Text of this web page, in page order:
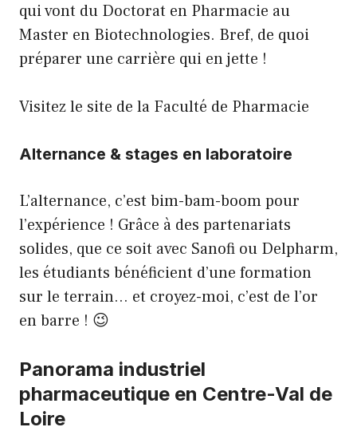
qui vont du Doctorat en Pharmacie au
Master en Biotechnologies. Bref, de quoi
préparer une carrière qui en jette !
Visitez le site de la Faculté de Pharmacie
Alternance & stages en laboratoire
L’alternance, c’est bim-bam-boom pour
l’expérience ! Grâce à des partenariats
solides, que ce soit avec Sanofi ou Delpharm,
les étudiants bénéficient d’une formation
sur le terrain… et croyez-moi, c’est de l’or
en barre ! 😉
Panorama industriel
pharmaceutique en Centre-Val de
Loire